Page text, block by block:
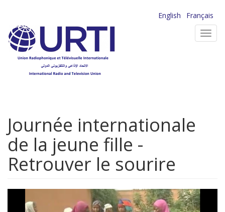
contenu
principal
English
Français
Journée internationale
de la jeune fille -
Retrouver le sourire